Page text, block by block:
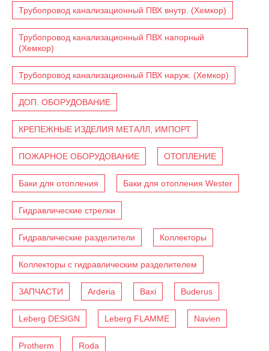
Трубопровод канализационный ПВХ внутр. (Хемкор)
Трубопровод канализационный ПВХ напорный
(Хемкор)
Трубопровод канализационный ПВХ наруж. (Хемкор)
ДОП. ОБОРУДОВАНИЕ
КРЕПЕЖНЫЕ ИЗДЕЛИЯ МЕТАЛЛ, ИМПОРТ
ПОЖАРНОЕ ОБОРУДОВАНИЕ ОТОПЛЕНИЕ
Баки для отопления Баки для отопления Wester
Гидравлические стрелки
Гидравлические разделители Коллекторы
Коллекторы с гидравлическим разделителем
ЗАПЧАСТИ Arderia Baxi Buderus
Leberg DESIGN Leberg FLAMME Navien
Protherm Roda